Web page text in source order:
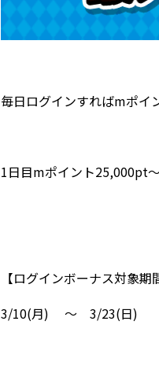
毎日ログインすればmポイ
1日目mポイント25,000pt
【ログインボーナス対象期
3/10(月) ～ 3/23(日)